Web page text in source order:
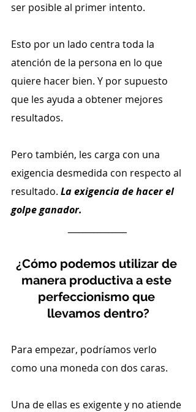
ser posible al primer intento.
Esto por un lado centra toda la
atención de la persona en lo que
quiere hacer bien. Y por supuesto
que les ayuda a obtener mejores
resultados.
Pero también, les carga con una
exigencia desmedida con respecto al
resultado. La exigencia de hacer el
golpe ganador.
¿Cómo podemos utilizar de
manera productiva a este
perfeccionismo que
llevamos dentro?
Para empezar, podríamos verlo
como una moneda con dos caras.
Una de ellas es exigente y no atiende